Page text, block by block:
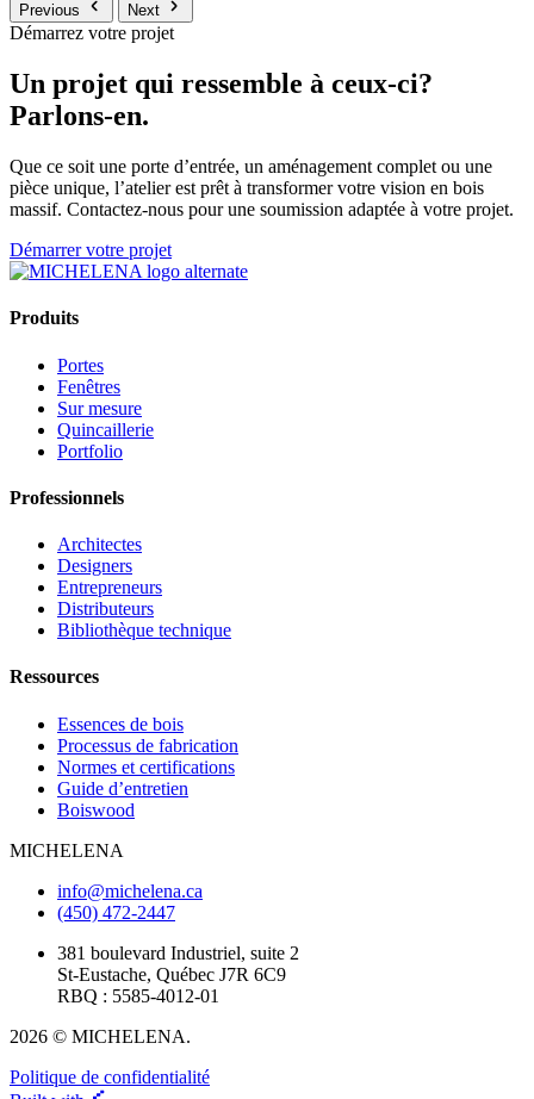
Previous
Next
Démarrez votre projet
Un projet qui ressemble à ceux-ci?
Parlons-en.
Que ce soit une porte d’entrée, un aménagement complet ou une
pièce unique, l’atelier est prêt à transformer votre vision en bois
massif. Contactez-nous pour une soumission adaptée à votre projet.
Démarrer votre projet
Produits
Portes
Fenêtres
Sur mesure
Quincaillerie
Portfolio
Professionnels
Architectes
Designers
Entrepreneurs
Distributeurs
Bibliothèque technique
Ressources
Essences de bois
Processus de fabrication
Normes et certifications
Guide d’entretien
Boiswood
MICHELENA
info@michelena.ca
(450) 472-2447
381 boulevard Industriel, suite 2
St-Eustache, Québec J7R 6C9
RBQ : 5585-4012-01
2026 © MICHELENA.
Politique de confidentialité